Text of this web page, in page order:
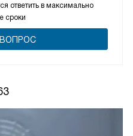
ответить в максимально
сроки